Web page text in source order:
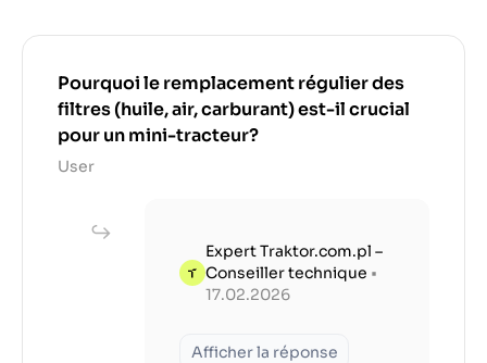
Pourquoi le remplacement régulier des
filtres (huile, air, carburant) est-il crucial
pour un mini-tracteur?
User
Expert Traktor.com.pl –
Conseiller technique •
17.02.2026
Afficher la réponse